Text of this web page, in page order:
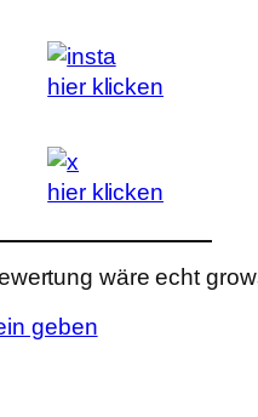
hier klicken
hier klicken
wäre echt
geben